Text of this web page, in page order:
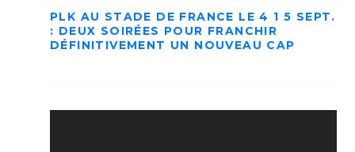
PLK AU STADE DE FRANCE LE 4 1 5 SEPT.
: DEUX SOIRÉES POUR FRANCHIR
DÉFINITIVEMENT UN NOUVEAU CAP